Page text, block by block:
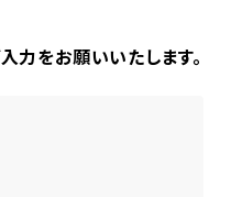
力をお願いいたします。